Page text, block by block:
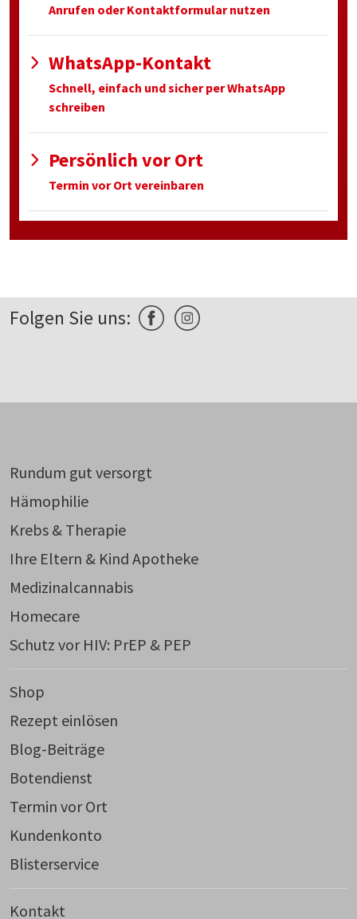
Anrufen oder Kontaktformular nutzen
WhatsApp-Kontakt
Schnell, einfach und sicher per WhatsApp
schreiben
Persönlich vor Ort
Termin vor Ort vereinbaren
Folgen Sie uns:
Rundum gut versorgt
Hämophilie
Krebs & Therapie
Ihre Eltern & Kind Apotheke
Medizinalcannabis
Homecare
Schutz vor HIV: PrEP & PEP
Shop
Rezept einlösen
Blog-Beiträge
Botendienst
Termin vor Ort
Kundenkonto
Blisterservice
Kontakt